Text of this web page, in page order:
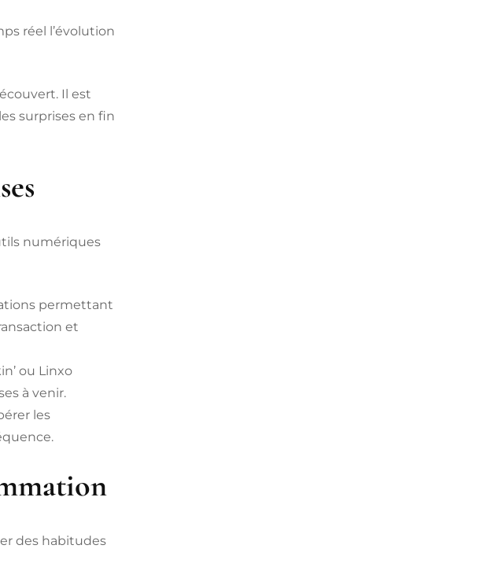
réel l’évolution
Il est
surprises en fin
numériques
permettant
et
ou Linxo
à venir.
les
des habitudes